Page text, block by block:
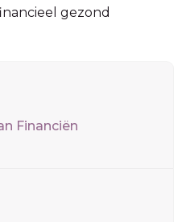
gezond
Financiën